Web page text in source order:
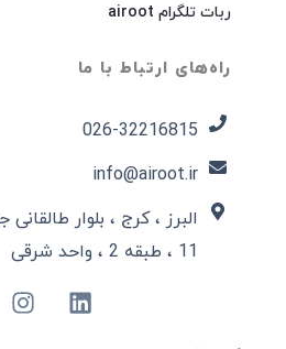
ربات تلگرام airoot
راه‌های ارتباط با ما
026-32216815​
info@airoot.ir
البرز ، کرج ، بلوار
11 ، طبقه 2 ، واحد شرقی